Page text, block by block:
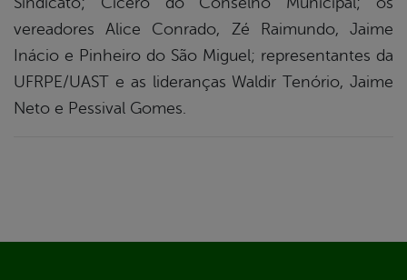
vereadores Alice Conrado, Zé Raimundo, Jaime
Inácio e Pinheiro do São Miguel; representantes da
UFRPE/UAST e as lideranças Waldir Tenório, Jaime
Neto e Pessival Gomes.